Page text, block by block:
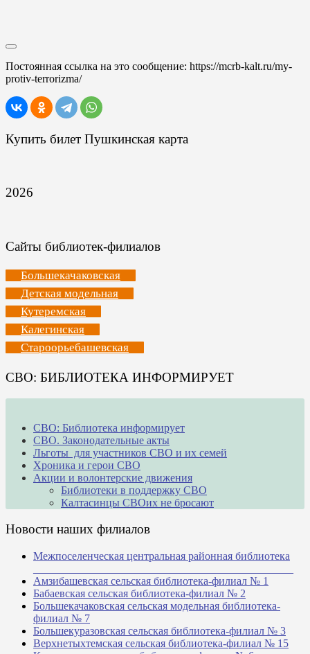
Постоянная ссылка на это сообщение: https://mcrb-kalt.ru/my-
protiv-terrorizma/
Купить билет Пушкинская карта
2026
Сайты библиотек-филиалов
Большекачаковская
Детская модельная
Кутеремская
Калегинская
Староорьебашевская
СВО: БИБЛИОТЕКА ИНФОРМИРУЕТ
СВО: Библиотека информирует
СВО. Законодательные акты
Льготы для участников СВО и их семей
Хроника и герои СВО
Акции и волонтерские движения
Библиотеки в поддержку СВО
Калтасинцы СВОих не бросают
Новости наших филиалов
Межпоселенческая центральная районная библиотека
Амзибашевская сельская библиотека-филиал № 1
Бабаевская сельская библиотека-филиал № 2
Большекачаковская сельская модельная библиотека-
филиал № 7
Большекуразовская сельская библиотека-филиал № 3
Верхнетыхтемская сельская библиотека-филиал № 15